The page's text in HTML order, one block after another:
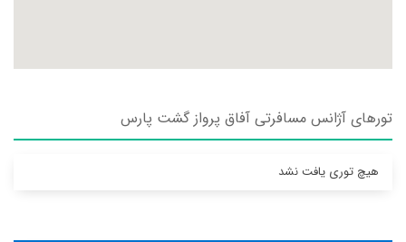
تورهای آژانس مسافرتی آفاق پرواز گشت پارس
هیچ توری یافت نشد